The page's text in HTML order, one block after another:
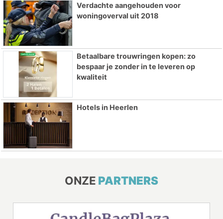
Verdachte aangehouden voor
woningoverval uit 2018
Betaalbare trouwringen kopen: zo
bespaar je zonder in te leveren op
kwaliteit
Hotels in Heerlen
ONZE PARTNERS